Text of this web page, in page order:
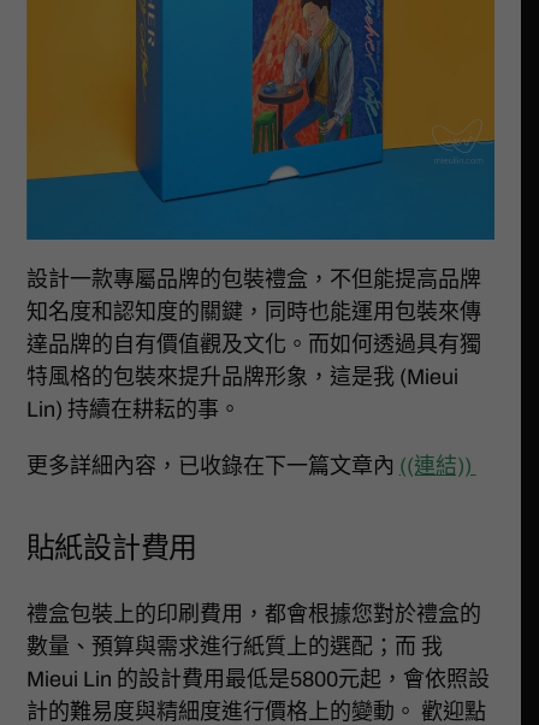
設計一款專屬品牌的包裝禮盒，不但能提高品牌
知名度和認知度的關鍵，同時也能運用包裝來傳
達品牌的自有價值觀及文化。而如何透過具有獨
特風格的包裝來提升品牌形象，這是我 (Mieui
Lin) 持續在耕耘的事。
更多詳細內容，已收錄在下一篇文章內 ((連結))
貼紙設計費用
禮盒包裝上的印刷費用，都會根據您對於禮盒的
數量、預算與需求進行紙質上的選配；而 我
Mieui Lin 的設計費用最低是5800元起，會依照設
計的難易度與精細度進行價格上的變動。 歡迎點